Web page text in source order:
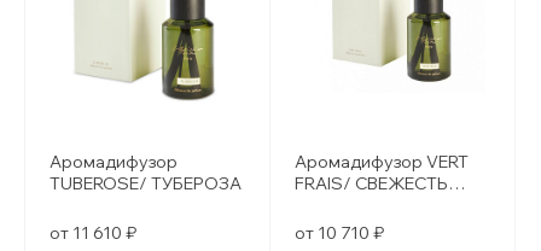
Аромадифузор
TUBEROSE/ ТУБЕРОЗА
от 11 610 ₽
Аромадифузор VERT
FRAIS/ СВЕЖЕСТЬ
от 10 710 ₽